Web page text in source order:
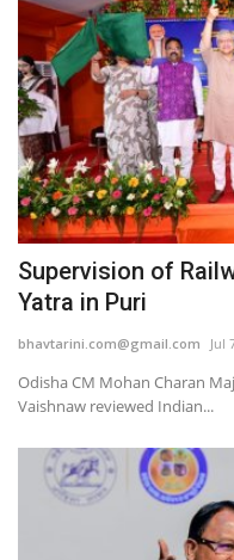
कैरियर
पर्यटन
खेल
धर्म
मनोरंजन
बिजनेस
राशिफल
Supervision of
Yatra in Puri
bhavtarini.com@gmail.com Jul
Odisha CM Mohan Charan
Vaishnaw reviewed Indian...